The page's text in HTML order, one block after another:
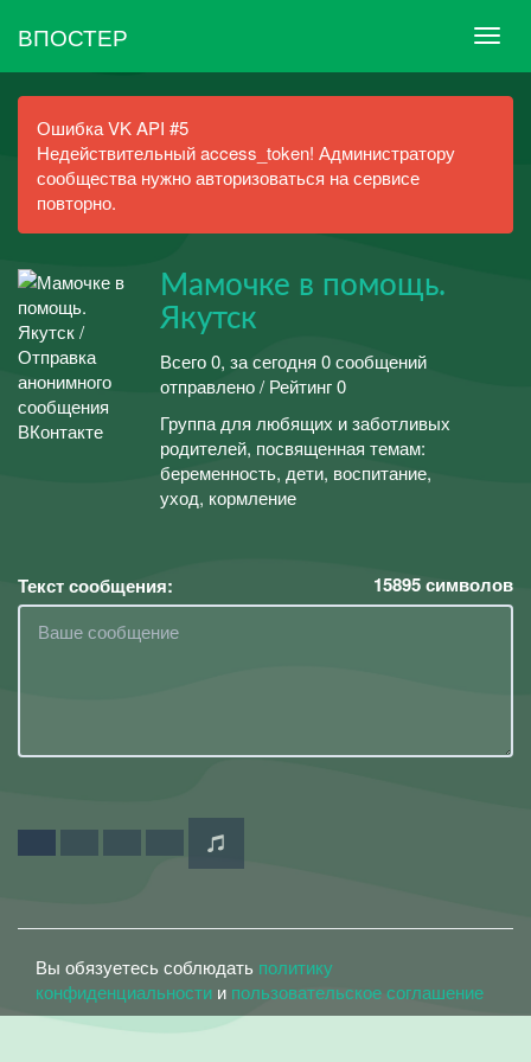
ВПОСТЕР
Ошибка VK API #5
Недействительный access_token! Администратору
сообщества нужно авторизоваться на сервисе
повторно.
Мамочке в помощь.
Якутск
Всего 0, за сегодня 0 сообщений
отправлено / Рейтинг 0
Группа для любящих и заботливых
родителей, посвященная темам:
беременность, дети, воспитание,
уход, кормление
Текст сообщения: 15895символов
Вы обязуетесь соблюдать политику
конфиденциальности и пользовательское соглашение